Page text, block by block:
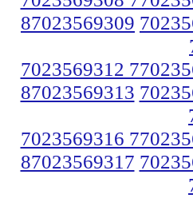
87023569309
7023569312
87023569313
7023569316
87023569317